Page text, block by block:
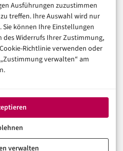
Ausführungen zuzustimmen
treffen. Ihre Auswahl wird nur
Sie können Ihre Einstellungen
des Widerrufs Ihrer Zustimmung,
Richtlinie verwenden oder
verwalten“ am
verwalten